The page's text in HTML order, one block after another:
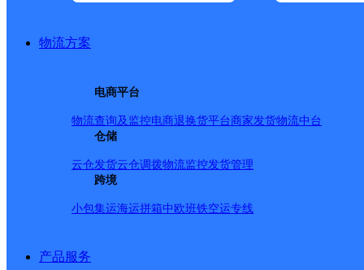
物流方案
电商平台
物流查询及监控电商退换货平台商家发货物流中台
仓储
云仓发货云仓调拨物流监控发货管理
跨境
小包集运海运拼箱中欧班铁空运专线
产品服务
所属快递：韵达速递
所属区域：安徽省-合肥市-肥西县
网点地址：安徽省合肥市肥西县上派镇云谷路1421号云谷
网点负责人：